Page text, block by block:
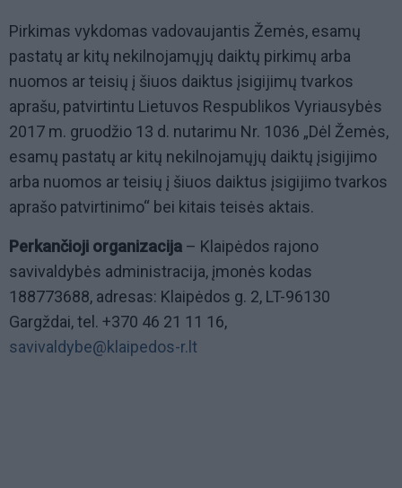
Pirkimas vykdomas vadovaujantis Žemės, esamų
pastatų ar kitų nekilnojamųjų daiktų pirkimų arba
nuomos ar teisių į šiuos daiktus įsigijimų tvarkos
aprašu, patvirtintu Lietuvos Respublikos Vyriausybės
2017 m. gruodžio 13 d. nutarimu Nr. 1036 „Dėl Žemės,
esamų pastatų ar kitų nekilnojamųjų daiktų įsigijimo
arba nuomos ar teisių į šiuos daiktus įsigijimo tvarkos
aprašo patvirtinimo“ bei kitais teisės aktais.
Perkančioji organizacija – Klaipėdos rajono
savivaldybės administracija, įmonės kodas
188773688, adresas: Klaipėdos g. 2, LT-96130
Gargždai, tel. +370 46 21 11 16,
savivaldybe@klaipedos-r.lt